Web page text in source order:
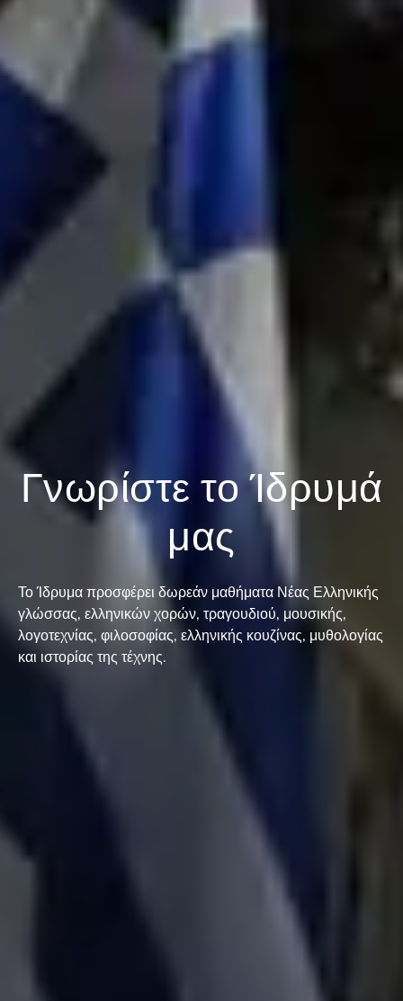
Γνωρίστε το Ίδρυμά
μας
Το Ίδρυμα προσφέρει δωρεάν μαθήματα Νέας Ελληνικής
γλώσσας, ελληνικών χορών, τραγουδιού, μουσικής,
λογοτεχνίας, φιλοσοφίας, ελληνικής κουζίνας, μυθολογίας
και ιστορίας της τέχνης.